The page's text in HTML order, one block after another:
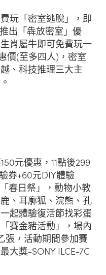
玩「密室逃脫」，即
出「犇放密室」優
肖屬牛即可免費玩一
價(至多四人)，密室
、科技推理三大主
元優惠，11點後299
券+60元DIY體驗
春日祭」，動物小教
、耳廓狐、浣熊、孔
起體驗復活節找彩蛋
賽金豬活動」，場內
張，活動期間參加賽
大獎-SONY ILCE-7C